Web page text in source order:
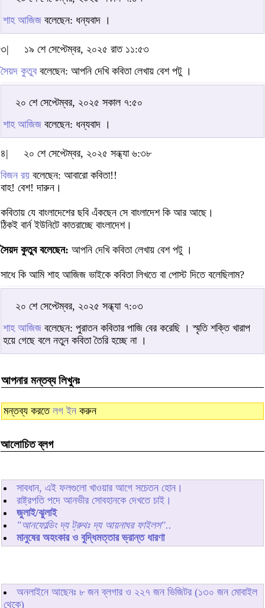
শাহ আজিজ বলেছেন: ধন্যবাদ ।
৩|
১৯ শে সেপ্টেম্বর, ২০২৫ রাত ১১:৫৩
সৈয়দ কুতুব বলেছেন: আপনি দেখি কবিতা লেখায় বেশ পটু ।
২০ শে সেপ্টেম্বর, ২০২৫ সকাল ৭:৫০
শাহ আজিজ বলেছেন: ধন্যবাদ ।
৪|
২০ শে সেপ্টেম্বর, ২০২৫ সন্ধ্যা ৬:৩৮
বিজন রয় বলেছেন: আবারো কবিতা!!
বাহ! বেশ! দারুন।
কবিতায় যে বাংলাদেশের ছবি এঁকছেন সে বাংলাদেশ কি আর আছে।
ঠিকই বার্ন ইউনিটে কাতরাচ্ছে বাংলাদেশ।
সৈয়দ কুতুব বলেছেন: আপনি দেখি কবিতা লেখায় বেশ পটু ।
সাধে কি আমি শাহ আজিজ ভাইকে কবিতা লিখতে বা পোস্ট দিতে বলেছিলাম?
২০ শে সেপ্টেম্বর, ২০২৫ সন্ধ্যা ৭:০৩
শাহ আজিজ বলেছেন: পুরাতন কবিতার পাজি বের করেছি । স্মৃতি শক্তি খারাপ
হয়ে গেছে বলে নতুন কবিতা তৈরি হচ্ছে না ।
আপনার মন্তব্য লিখুনঃ
মন্তব্য করতে লগ ইন করুন
আলোচিত ব্লগ
সাবধান, এই ফলগুলো খাওয়ার আগে সচেতন হোন।
রাষ্ট্রপতি পদে আনভীর সোবহানকে দেখতে চাই।
জুলাই/ঝুলাই
"আনফোল্ডিং দ্য ট্রুথঃ দ্য আয়নাঘর ফাইলস"..
মানুষের অহংকার ও বুদ্ধিমত্তার ভ্রান্ত ধারণা
অনলাইনে আছেনঃ ৮জন ব্লগার ও ২২৭ জন ভিজিটর (১৩০ জন মোবাইল
থেকে)